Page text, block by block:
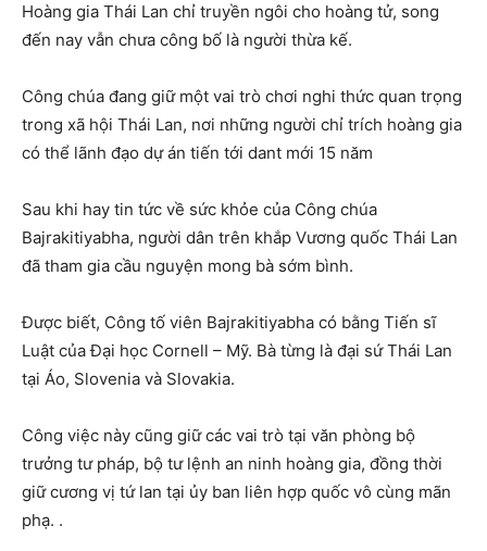
Hoàng gia Thái Lan chỉ truyền ngôi cho hoàng tử, song
đến nay vẫn chưa công bố là người thừa kế.
Công chúa đang giữ một vai trò chơi nghi thức quan trọng
trong xã hội Thái Lan, nơi những người chỉ trích hoàng gia
có thể lãnh đạo dự án tiến tới dant mới 15 năm
Sau khi hay tin tức về sức khỏe của Công chúa
Bajrakitiyabha, người dân trên khắp Vương quốc Thái Lan
đã tham gia cầu nguyện mong bà sớm bình.
Được biết, Công tố viên Bajrakitiyabha có bằng Tiến sĩ
Luật của Đại học Cornell – Mỹ. Bà từng là đại sứ Thái Lan
tại Áo, Slovenia và Slovakia.
Công việc này cũng giữ các vai trò tại văn phòng bộ
trưởng tư pháp, bộ tư lệnh an ninh hoàng gia, đồng thời
giữ cương vị tứ lan tại ủy ban liên hợp quốc vô cùng mãn
phạ. .